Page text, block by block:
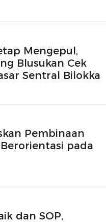
Mengepul,
Blusukan Cek
Sentral Bilokka
Pembinaan
pada
dan SOP,